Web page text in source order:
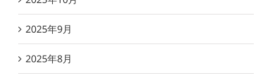
2025年9月
2025年8月